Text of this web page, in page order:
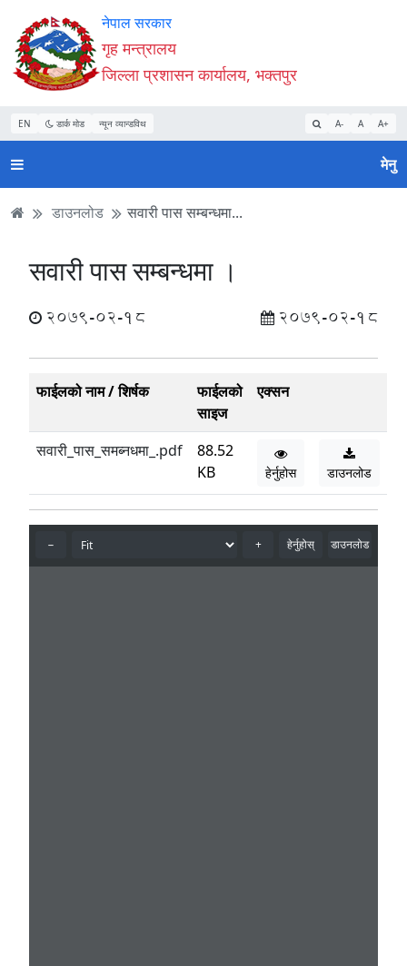
Accessibility
Mode
सुरु
गर्नुहोस्
सामाग्री
पढ्नुहाेस्
नेभिगेसन
पढ्नुहाेस्
वेबसाइट
खोजमा
जानुहोस्
नेपाल सरकार
गृह मन्त्रालय
जिल्ला प्रशासन कार्यालय, भक्तपुर
EN डार्क मोड न्यून व्यान्डविथ A- A A+
मेनु
डाउनलोड सवारी पास सम्बन्धमा...
सवारी पास सम्बन्धमा ।
2079-02-18 2079-02-18
फाईलको नाम / शिर्षक
फाईलको
साइज
एक्सन
सवारी_पास_समब्नधमा_.pdf
88.52
KB
हेर्नुहोस डाउनलोड